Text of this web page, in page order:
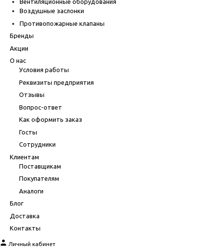
Вентиляционные оборудования
Воздушные заслонки
Противопожарные клапаны
Бренды
Акции
О нас
Условия работы
Реквизиты предприятия
Отзывы
Вопрос-ответ
Как оформить заказ
Госты
Сотрудники
Клиентам
Поставщикам
Покупателям
Аналоги
Блог
Доставка
Контакты
Личный кабинет